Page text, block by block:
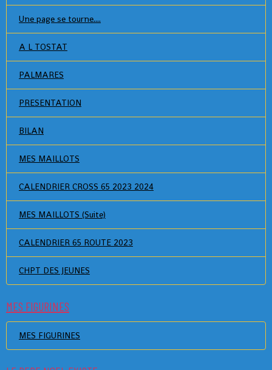
Une page se tourne....
A L TOSTAT
PALMARES
PRESENTATION
BILAN
MES MAILLOTS
CALENDRIER CROSS 65 2023 2024
MES MAILLOTS (Suite)
CALENDRIER 65 ROUTE 2023
CHPT DES JEUNES
MES FIGURINES
MES FIGURINES